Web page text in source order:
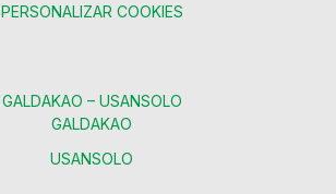
PERSONALIZAR COOKIES
GALDAKAO – USANSOLO
GALDAKAO
USANSOLO